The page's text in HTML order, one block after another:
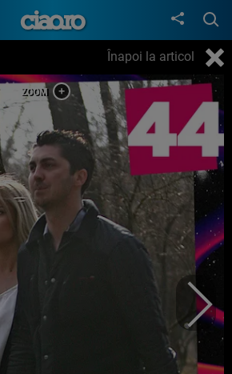
Înapoi la articol